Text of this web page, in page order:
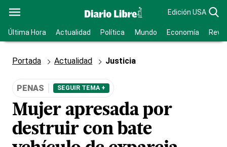
Edición USA
Última Hora Actualidad Política Mundo Economía
Portada Actualidad Justicia
PENAS SEGUIR TEMA +
Mujer apresada por
destruir con bate